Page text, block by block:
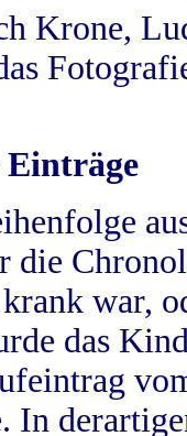
Krone,
Einträge
die
war,
das
In